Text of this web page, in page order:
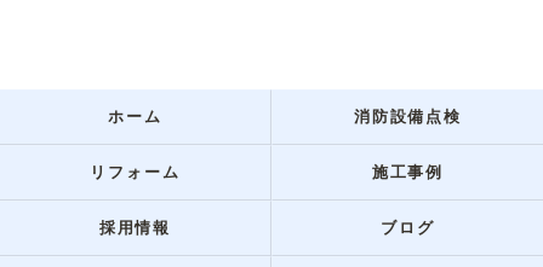
ホーム 消防設備点検
リフォーム 施工事例
採用情報 ブログ